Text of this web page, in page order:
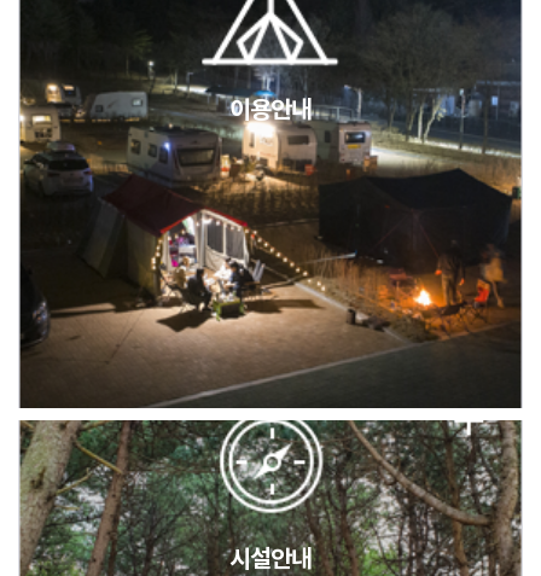
2026년 5월 캠핑장 안점 점검의 날 변경 안내
캠핑장(9월1일~6일) 미운영 공지
[6/1]전산시스템 점검 및 안정화에 따른 서비스 이용 제한 안내
이용안내
시설안내